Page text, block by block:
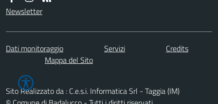
Newsletter
Dati monitoraggio Servizi
Credits
Mappa del Sito
Sito Realizzato da : C.e.s.i. Informatica Srl - Taggia (IM)